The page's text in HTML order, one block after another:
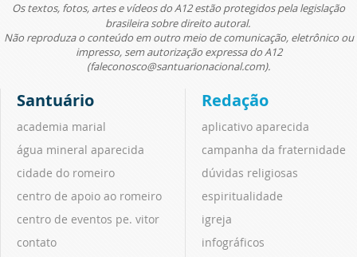
Os textos, fotos, artes e vídeos do A12 estão protegidos pela legislação
brasileira sobre direito autoral.
Não reproduza o conteúdo em outro meio de comunicação, eletrônico ou
impresso, sem autorização expressa do A12
(faleconosco@santuarionacional.com).
Santuário
academia marial
água mineral aparecida
cidade do romeiro
centro de apoio ao romeiro
centro de eventos pe. vitor
contato
Redação
aplicativo aparecida
campanha da fraternidade
dúvidas religiosas
espiritualidade
igreja
infográficos